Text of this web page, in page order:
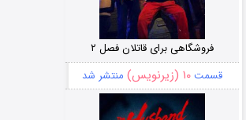
فروشگاهی برای قاتلان فصل ۲
قسمت۱۰ (زیرنویس) منتشر شد